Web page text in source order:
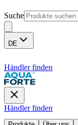
Suche
DE
Händler finden
Händler finden